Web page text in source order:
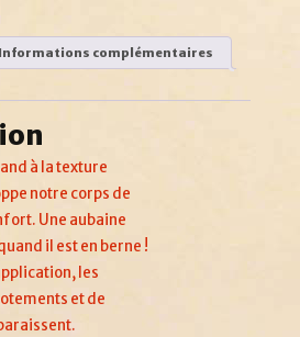
Informations complémentaires
à la texture
notre corps de
Une aubaine
il est en berne !
les
et de